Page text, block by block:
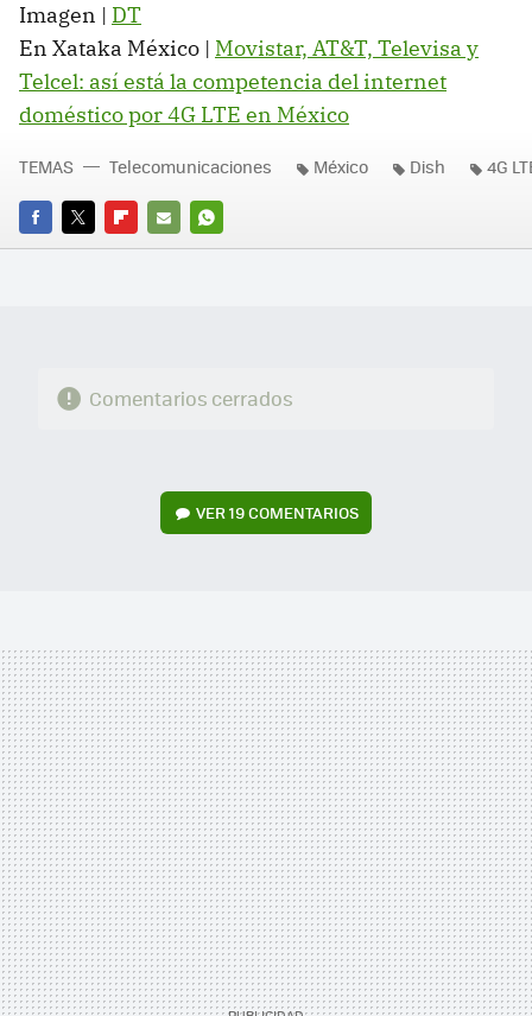
Imagen | DT
En Xataka México | Movistar, AT&T, Televisa y
Telcel: así está la competencia del internet
doméstico por 4G LTE en México
FACEBOOK
TWITTERFLIPBOARD
E-
WHATSAPP
TEMAS Telecomunicaciones México Dish 4G
Comentarios cerrados
VER19 COMENTARIOS